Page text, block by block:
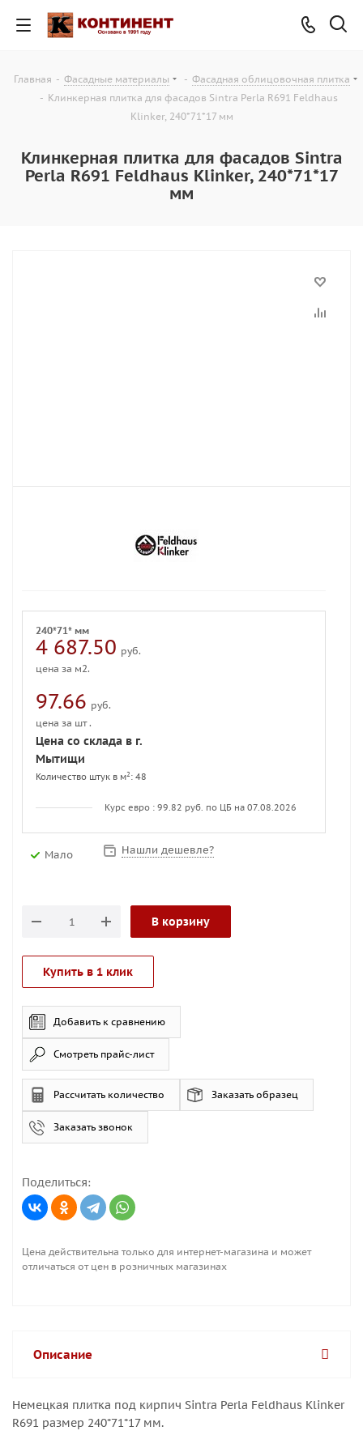
Главная - Фасадные материалы - Фасадная облицовочная плитка
- Клинкерная плитка для фасадов Sintra Perla R691 Feldhaus
Klinker, 240*71*17 мм
Клинкерная плитка для фасадов Sintra
Perla R691 Feldhaus Klinker, 240*71*17
мм
240*71* мм
4 687.50 руб.
цена за м2.
97.66 руб.
цена за шт .
Цена со склада в г.
Мытищи
Количество штук в м2 : 48
Курс евро : 99.82 руб. по ЦБ на 07.08.2026
Мало Нашли дешевле?
В корзину
Купить в 1 клик
Смотреть прайс-лист
Добавить к сравнению
Рассчитать количество Заказать образец
Заказать звонок
Поделиться:
Цена действительна только для интернет-магазина и может
отличаться от цен в розничных магазинах
Описание
Немецкая плитка под кирпич Sintra Perla Feldhaus Klinker
R691 размер 240*71*17 мм.